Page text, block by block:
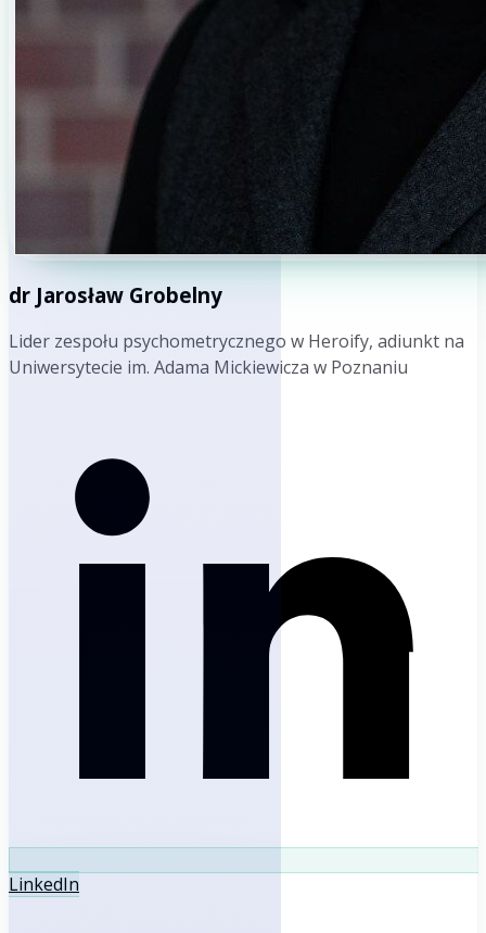
dr Jarosław Grobelny
Lider zespołu psychometrycznego w Heroify, adiunkt na
Uniwersytecie im. Adama Mickiewicza w Poznaniu
LinkedIn